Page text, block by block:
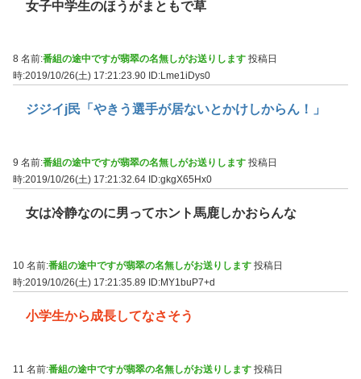
女子中学生のほうがまともで草
8 名前:番組の途中ですが翡翠の名無しがお送りします 投稿日
時:2019/10/26(土) 17:21:23.90 ID:Lme1iDys0
ジジイj民「やきう選手が居ないとかけしからん！」
9 名前:番組の途中ですが翡翠の名無しがお送りします 投稿日
時:2019/10/26(土) 17:21:32.64 ID:gkgX65Hx0
女は冷静なのに男ってホント馬鹿しかおらんな
10 名前:番組の途中ですが翡翠の名無しがお送りします 投稿日
時:2019/10/26(土) 17:21:35.89
ID:MY1buP7+d
小学生から成長してなさそう
11 名前:番組の途中ですが翡翠の名無しがお送りします 投稿日